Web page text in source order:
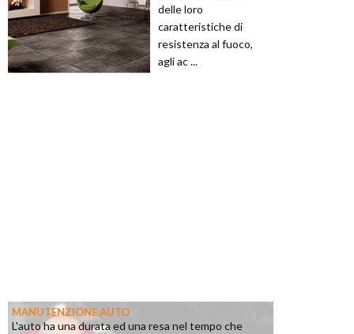
delle loro
caratteristiche di
resistenza al fuoco,
agli ac ...
MANUTENZIONE AUTO
L'auto ha una durata ed una resa nel tempo che